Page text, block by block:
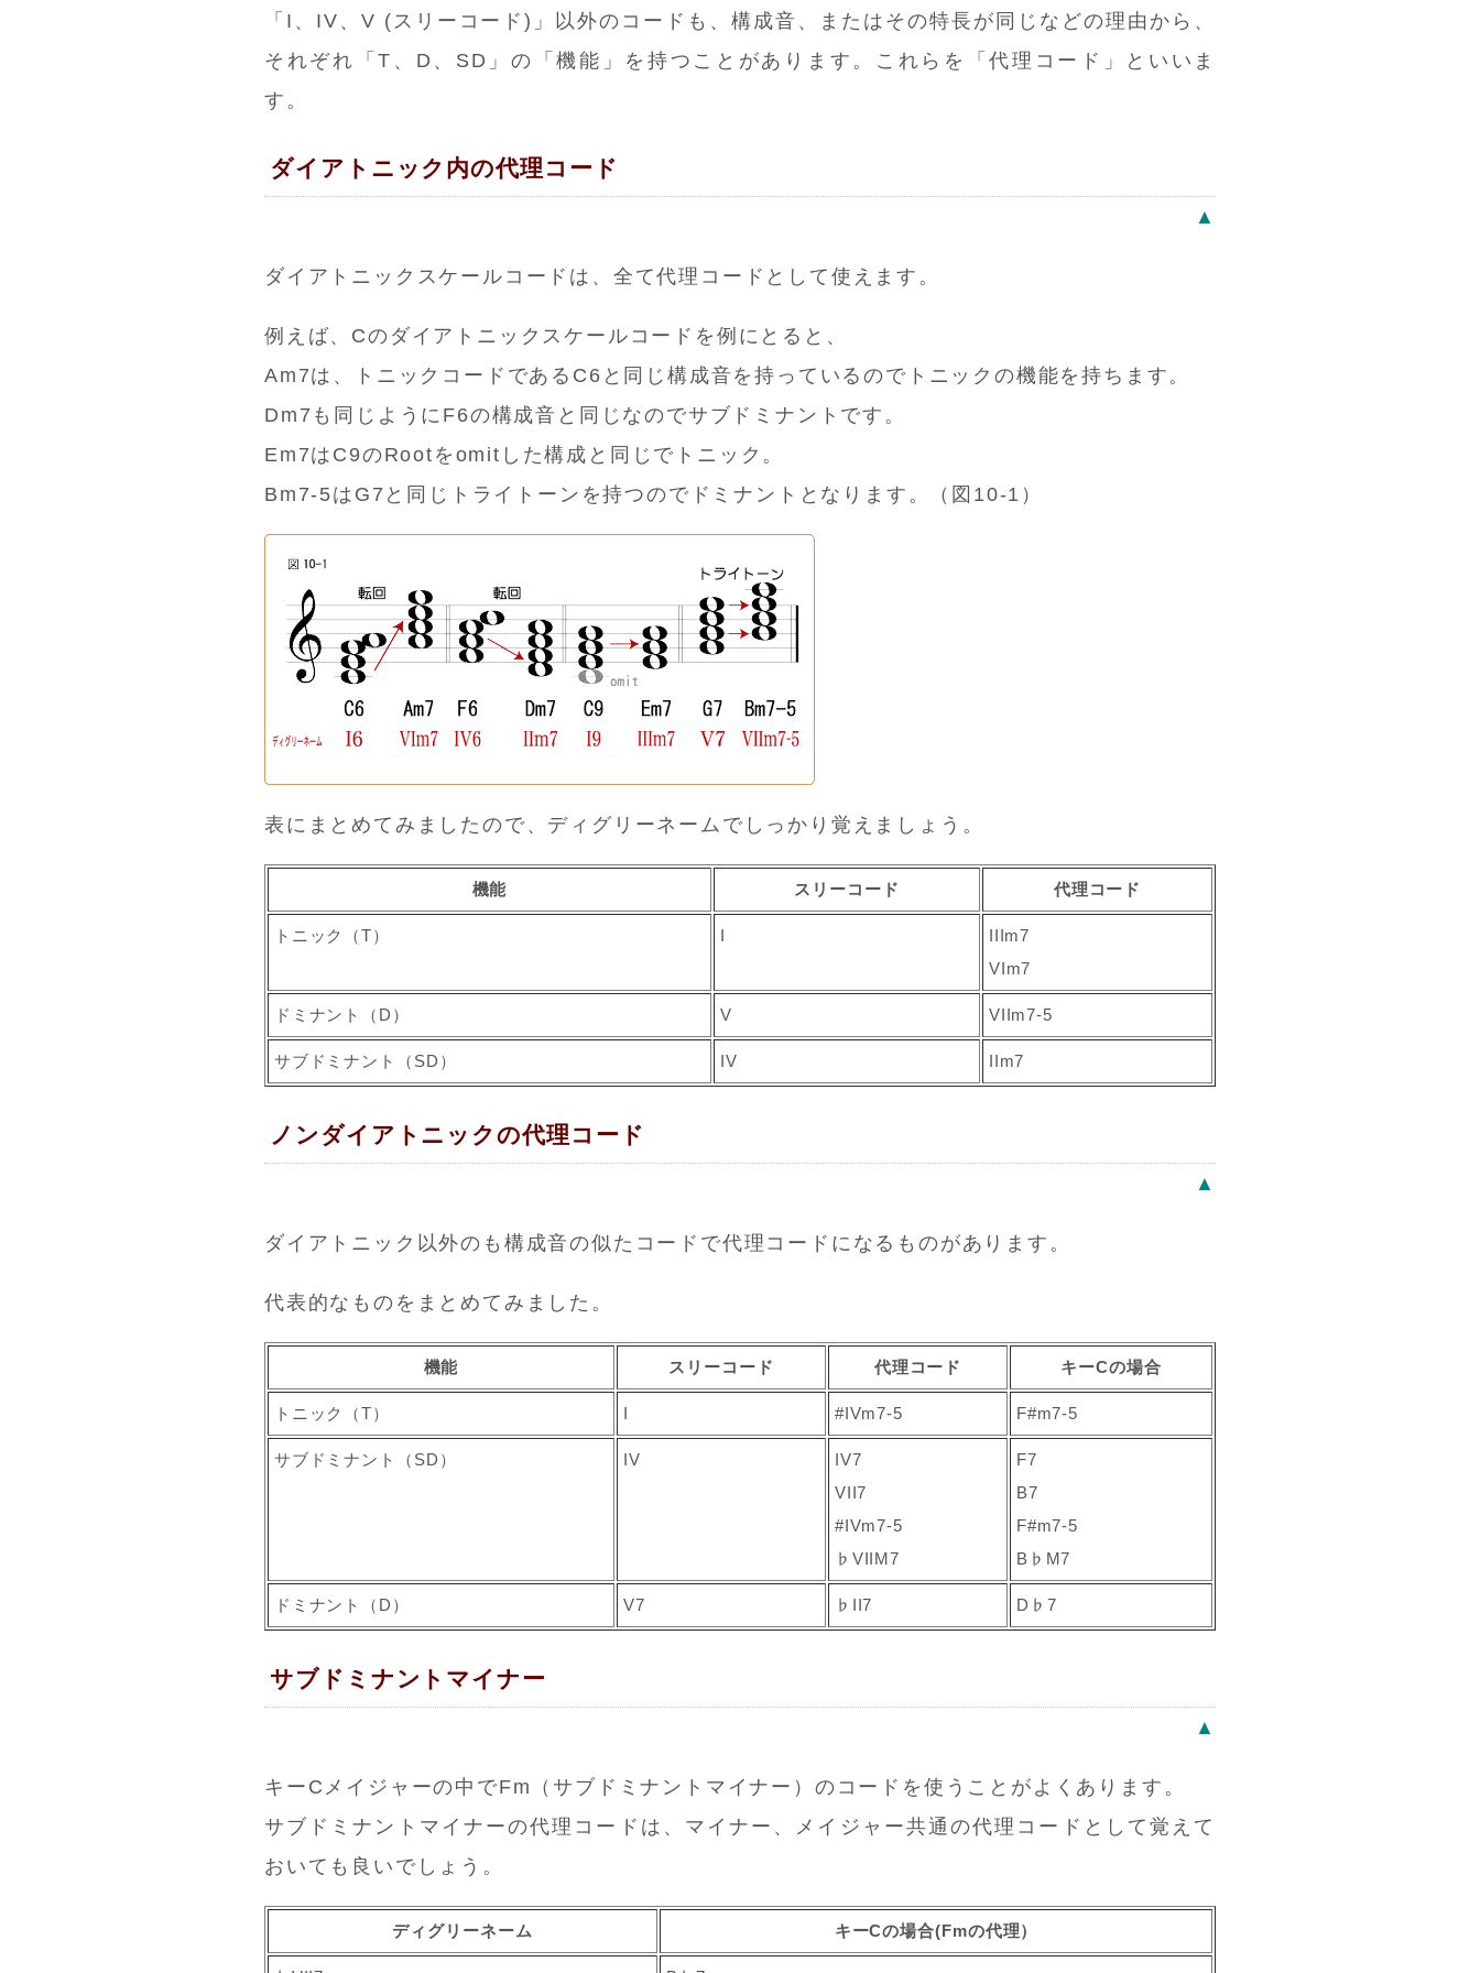
「I、IV、V (スリーコード)」以外のコードも、構成音、またはその特長が同じなどの理由から、
それぞれ「T、D、SD」の「機能」を持つことがあります。これらを「代理コード」といいま
す。
ダイアトニック内の代理コード
▲
ダイアトニックスケールコードは、全て代理コードとして使えます。
例えば、Cのダイアトニックスケールコードを例にとると、
Am7は、トニックコードであるC6と同じ構成音を持っているのでトニックの機能を持ちます。
Dm7も同じようにF6の構成音と同じなのでサブドミナントです。
Em7はC9のRootをomitした構成と同じでトニック。
Bm7-5はG7と同じトライトーンを持つのでドミナントとなります。（図10-1）
表にまとめてみましたので、ディグリーネームでしっかり覚えましょう。
機能 スリーコード 代理コード
トニック（T） I
IIIm7
VIm7
ドミナント（D） V VIIm7-5
サブドミナント（SD） IV IIm7
ノンダイアトニックの代理コード
▲
ダイアトニック以外のも構成音の似たコードで代理コードになるものがあります。
代表的なものをまとめてみました。
機能 スリーコード 代理コード キーCの場合
トニック（T） I #IVm7-5 F#m7-5
サブドミナント（SD） IV
IV7
VII7
#IVm7-5
♭VIIM7
F7
B7
F#m7-5
B♭M7
ドミナント（D） V7 ♭II7 D♭7
サブドミナントマイナー
▲
キーCメイジャーの中でFm（サブドミナントマイナー）のコードを使うことがよくあります。
サブドミナントマイナーの代理コードは、マイナー、メイジャー共通の代理コードとして覚えて
おいても良いでしょう。
ディグリーネーム キーCの場合(Fmの代理）